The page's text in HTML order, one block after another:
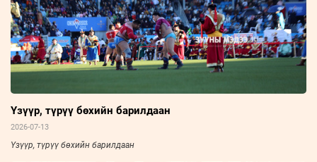
Үзүүр, түрүү бөхийн барилдаан
2026-07-13
Үзүүр, түрүү бөхийн барилдаан